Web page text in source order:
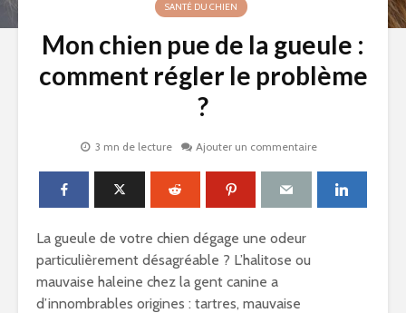
SANTÉ DU CHIEN
Mon chien pue de la gueule :
comment régler le problème
?
3 mn de lecture Ajouter un commentaire
La gueule de votre chien dégage une odeur
particulièrement désagréable ? L’halitose ou
mauvaise haleine chez la gent canine a
d’innombrables origines : tartres, mauvaise